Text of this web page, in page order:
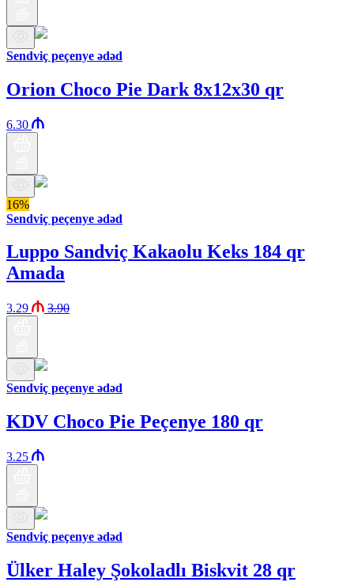
Sendviç peçenye ədəd
Orion Choco Pie Dark 8x12x30 qr
6.30
16%
Sendviç peçenye ədəd
Luppo Sandviç Kakaolu Keks 184 qr
Amada
3.29 3.90
Sendviç peçenye ədəd
KDV Choco Pie Peçenye 180 qr
3.25
Sendviç peçenye ədəd
Ülker Haley Şokoladlı Biskvit 28 qr